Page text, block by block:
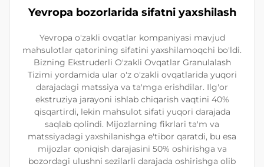
Yevropa bozorlarida sifatni yaxshilash
Yevropa o'zakli ovqatlar kompaniyasi mavjud
mahsulotlar qatorining sifatini yaxshilamoqchi bo'ldi.
Bizning Ekstruderli O'zakli Ovqatlar Granulalash
Tizimi yordamida ular o'z o'zakli ovqatlarida yuqori
darajadagi matssiya va ta'mga erishdilar. Ilg'or
ekstruziya jarayoni ishlab chiqarish vaqtini 40%
qisqartirdi, lekin mahsulot sifati yuqori darajada
saqlab qolindi. Mijozlarning fikrlari ta'm va
matssiyadagi yaxshilanishga e'tibor qaratdi, bu esa
mijozlar qoniqish darajasini 50% oshirishga va
bozordagi ulushni sezilarli darajada oshirishga olib